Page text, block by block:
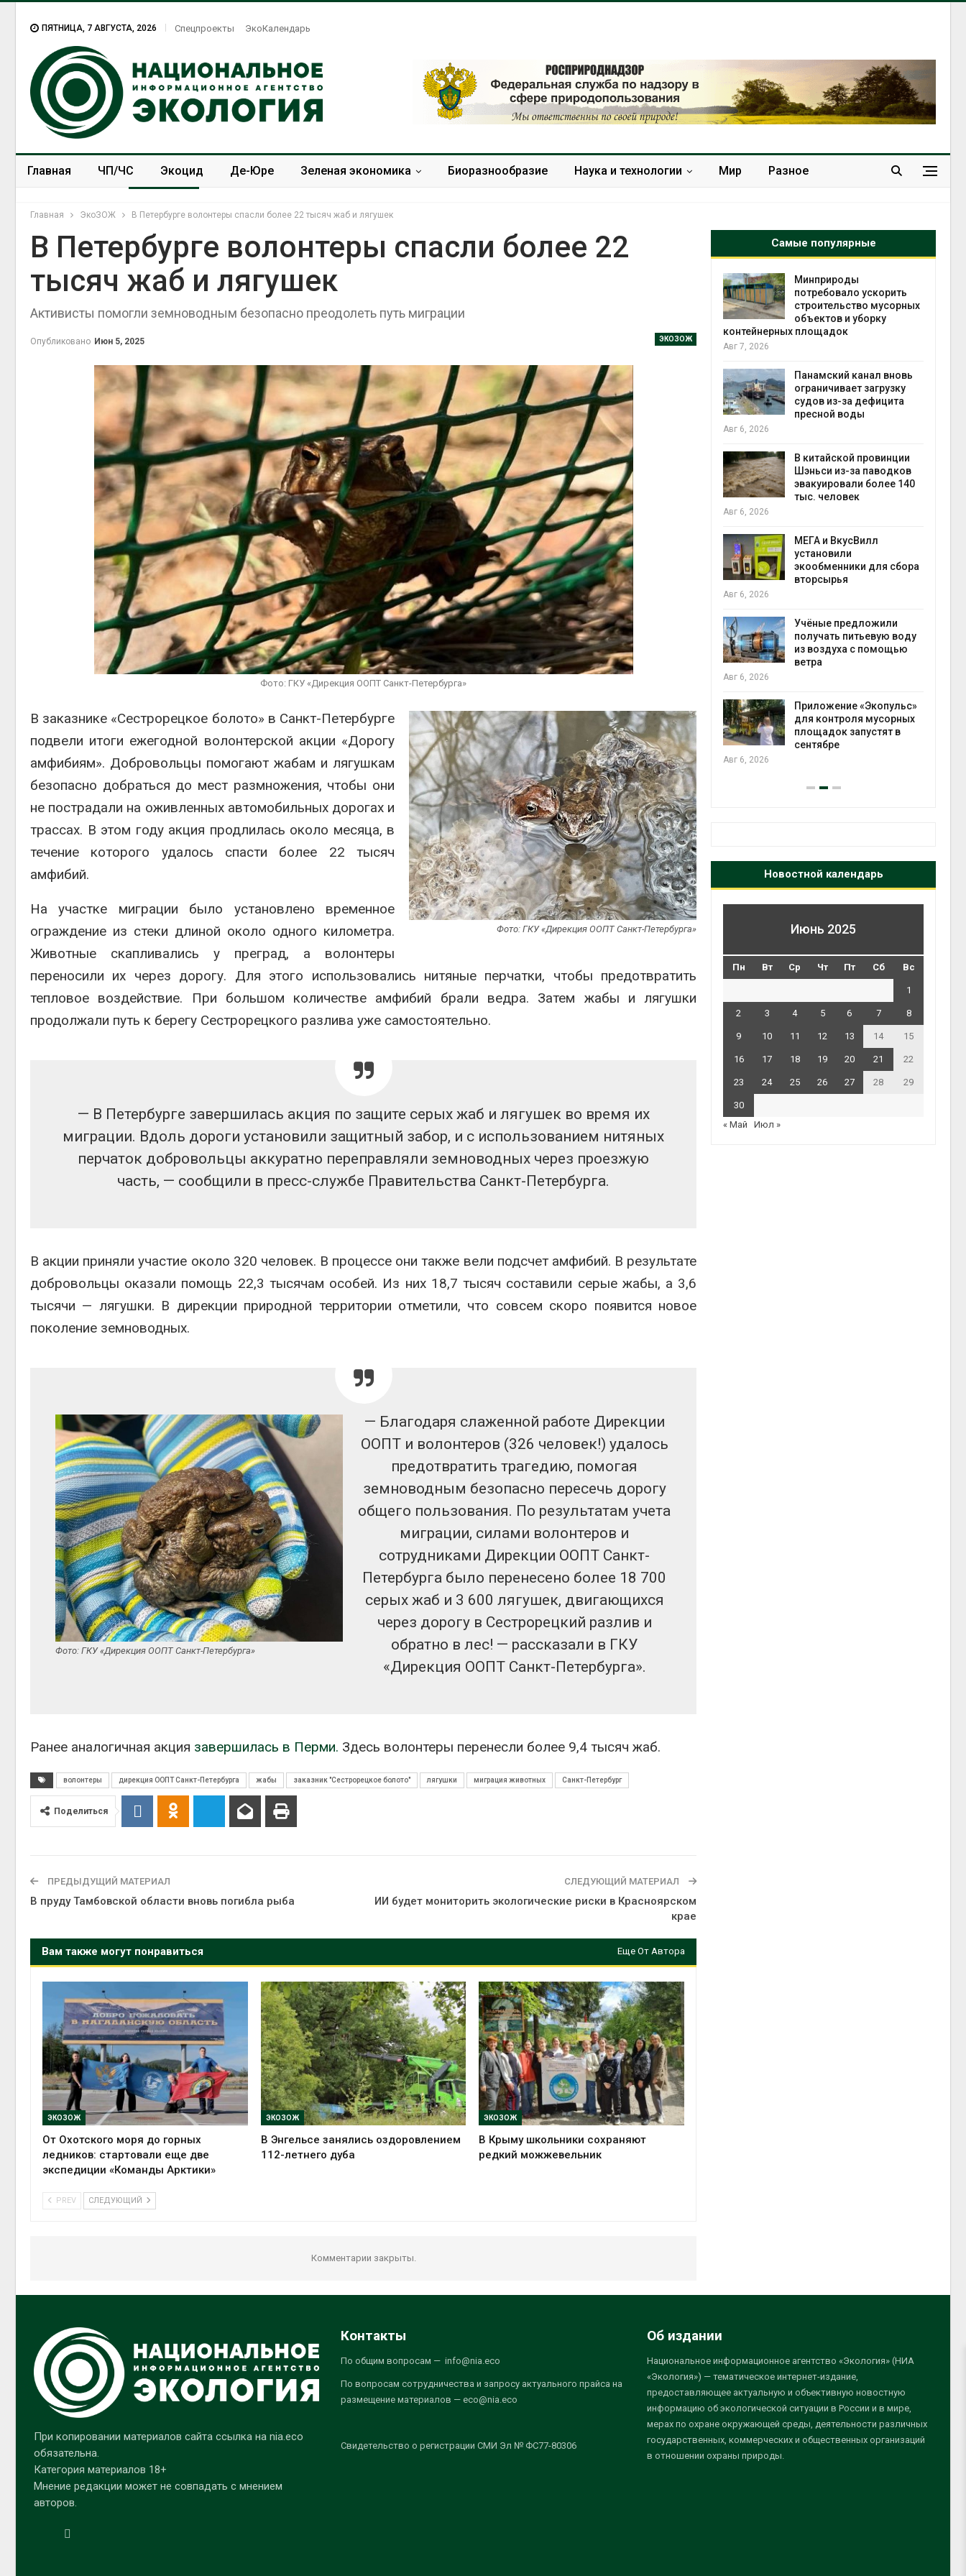
ПЯТНИЦА, 7 АВГУСТА, 2026 Спецпроекты ЭкоКалендарь
Главная ЧП/ЧС Экоцид Де-Юре Зеленая экономика Биоразнообразие Наука и технологии Мир Разное
Главная ЭкоЗОЖ В Петербурге волонтеры спасли более 22 тысяч жаб и лягушек
В Петербурге волонтеры спасли более 22
тысяч жаб и лягушек
Активисты помогли земноводным безопасно преодолеть путь миграции
ЭКОЗОЖ
Опубликовано Июн 5, 2025
Фото: ГКУ «Дирекция ООПТ Санкт-Петербурга»
Фото: ГКУ «Дирекция ООПТ Санкт-Петербурга»
В заказнике «Сестрорецкое болото» в Санкт-Петербурге
подвели итоги ежегодной волонтерской акции «Дорогу
амфибиям». Добровольцы помогают жабам и лягушкам
безопасно добраться до мест размножения, чтобы они
не пострадали на оживленных автомобильных дорогах и
трассах. В этом году акция продлилась около месяца, в
течение которого удалось спасти более 22 тысяч
амфибий.
На участке миграции было установлено временное
ограждение из стеки длиной около одного километра.
Животные скапливались у преград, а волонтеры
переносили их через дорогу. Для этого использовались нитяные перчатки, чтобы предотвратить
тепловое воздействие. При большом количестве амфибий брали ведра. Затем жабы и лягушки
продолжали путь к берегу Сестрорецкого разлива уже самостоятельно.
— В Петербурге завершилась акция по защите серых жаб и лягушек во время их
миграции. Вдоль дороги установили защитный забор, и с использованием нитяных
перчаток добровольцы аккуратно переправляли земноводных через проезжую
часть, — сообщили в пресс-службе Правительства Санкт-Петербурга.
В акции приняли участие около 320 человек. В процессе они также вели подсчет амфибий. В результате
добровольцы оказали помощь 22,3 тысячам особей. Из них 18,7 тысяч составили серые жабы, а 3,6
тысячи — лягушки. В дирекции природной территории отметили, что совсем скоро появится новое
поколение земноводных.
Фото: ГКУ «Дирекция ООПТ Санкт-Петербурга»
— Благодаря слаженной работе Дирекции
ООПТ и волонтеров (326 человек!) удалось
предотвратить трагедию, помогая
земноводным безопасно пересечь дорогу
общего пользования. По результатам учета
миграции, силами волонтеров и
сотрудниками Дирекции ООПТ Санкт-
Петербурга было перенесено более 18 700
серых жаб и 3 600 лягушек, двигающихся
через дорогу в Сестрорецкий разлив и
обратно в лес! — рассказали в ГКУ
«Дирекция ООПТ Санкт-Петербурга».
Ранее аналогичная акция завершилась в Перми. Здесь волонтеры перенесли более 9,4 тысяч жаб.
волонтеры дирекция ООПТ Санкт-Петербурга жабы заказник "Сестрорецкое болото" лягушки миграция животных Санкт-Петербург
Поделиться
ПРЕДЫДУЩИЙ МАТЕРИАЛ
В пруду Тамбовской области вновь погибла рыба
СЛЕДУЮЩИЙ МАТЕРИАЛ
ИИ будет мониторить экологические риски в Красноярском
крае
Вам также могут понравиться Еще От Автора
ЭКОЗОЖ
От Охотского моря до горных
ледников: стартовали еще две
экспедиции «Команды Арктики»
ЭКОЗОЖ
В Энгельсе занялись оздоровлением
112-летнего дуба
ЭКОЗОЖ
В Крыму школьники сохраняют
редкий можжевельник
PREV СЛЕДУЮЩИЙ
Комментарии закрыты.
Самые популярные
Европа теряет всё
больше лесной
биомассы из-за засух,
вредителей и рубок
Черкесии выявили новые
места произрастания
краснокнижных растений
Авг 6, 2026
Учёные научили салат
производить «животный»
белок для растительного
мяса
Авг 6, 2026
Засуха в Индонезии
увеличила производство
соли почти в 20 раз
Авг 6, 2026
В пяти странах Амазонии
задержали более 800
человек в ходе операции
против экологических
преступлений
Авг 6, 2026
промышленные выбросы
ближайшее время
Авг 6, 2026
обращения с отходами
предупредили о
масштабном загрязнении
из-за противопожарной
пены
Авг 7, 2026
Названы ведущие
экологические НКО
России по итогам 2025
года
Авг 7, 2026
Тайфун, засуха и пожары:
сразу несколько
регионов столкнулись с
экстремальными
природными явлениями
Авг 7, 2026
Солнечные панели над
каналами позволяют
одновременно
вырабатывать энергию и
экономить воду
Дождевая вода с крыш
может помочь городам
переживать жару
Авг 7, 2026
строительство мусорных
контейнерных площадок
Панамский канал вновь
ограничивает загрузку
судов из-за дефицита
пресной воды
В китайской провинции
Шэньси из-за паводков
эвакуировали более 140
тыс. человек
Авг 6, 2026
МЕГА и ВкусВилл
установили
экообменники для сбора
вторсырья
Авг 6, 2026
Учёные предложили
получать питьевую воду
из воздуха с помощью
ветра
Авг 6, 2026
Приложение «Экопульс»
для контроля мусорных
площадок запустят в
сентябре
Авг 6, 2026
Европа теряет всё
больше лесной
биомассы из-за засух,
вредителей и рубок
Авг 6, 2026
Черкесии выявили новые
места произрастания
краснокнижных растений
Авг 6, 2026
производить «животный»
белок для растительного
мяса
Авг 6, 2026
увеличила производство
соли почти в 20 раз
Авг 6, 2026
человек в ходе операции
против экологических
преступлений
Авг 6, 2026
нарушений квот на
промышленные выбросы
может появиться в
ближайшее время
Авг 6, 2026
Новостной календарь
Июнь 2025
Пн Вт Ср Чт Пт Сб Вс
1
2 3 4 5 6 7 8
9 10 11 12 13 14 15
16 17 18 19 20 21 22
23 24 25 26 27 28 29
30
« Май
Июл »
При копировании материалов сайта ссылка на nia.eco
обязательна.
Категория материалов 18+
Мнение редакции может не совпадать с мнением
авторов.
Контакты
По общим вопросам — info@nia.eco
По вопросам сотрудничества и запросу актуального прайса на
размещение материалов — eco@nia.eco
Свидетельство о регистрации СМИ Эл № ФС77-80306
Об издании
Национальное информационное агентство «Экология» (НИА
«Экология») — тематическое интернет-издание,
предоставляющее актуальную и объективную новостную
информацию об экологической ситуации в России и в мире,
мерах по охране окружающей среды, деятельности различных
государственных, коммерческих и общественных организаций
в отношении охраны природы.